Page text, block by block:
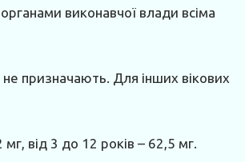
виконавчої влади всіма
призначають. Для інших вікових
від 3 до 12 років – 62,5 мг.